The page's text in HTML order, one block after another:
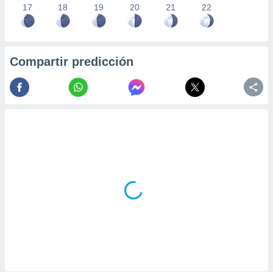
17 18 19 20 21 22
Compartir predicción